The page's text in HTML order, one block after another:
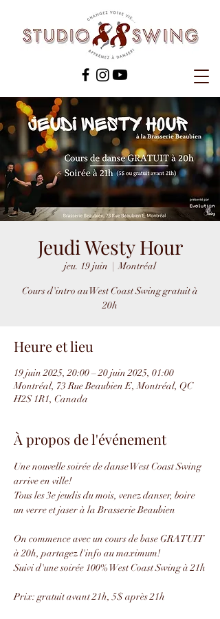
Jeudi Westy Hour
jeu. 19 juin
  |
Montréal
Cours d'intro au West Coast Swing gratuit à
20h
Heure et lieu
19 juin 2025, 20:00 – 20 juin 2025, 01:00
Montréal, 73 Rue Beaubien E, Montréal, QC
H2S 1R1, Canada
À propos de l'événement
Une nouvelle soirée de danse West Coast Swing
arrive en ville!
Tous les 3e jeudis du mois, venez danser, boire
un verre et jaser à la Brasserie Beaubien
On commence avec un cours de base GRATUIT
à 20h, partagez l'info au maximum!
Suivi d'une soirée 100% West Coast Swing à 21h
Prix: gratuit avant 21h, 5$ après 21h